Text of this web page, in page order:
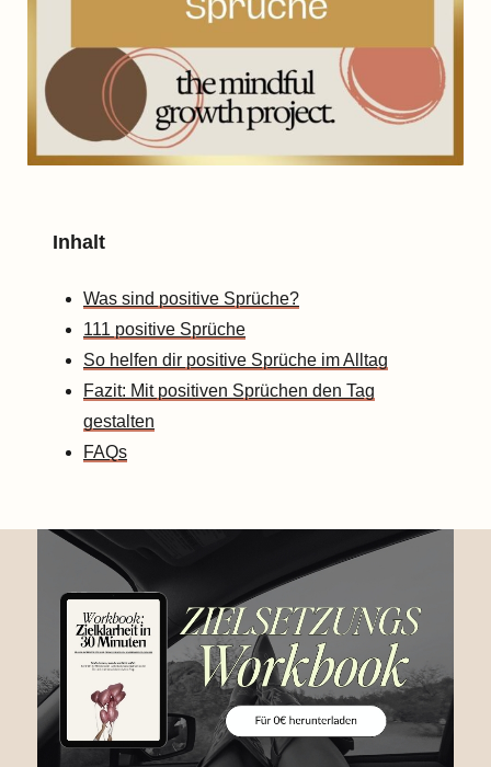
Inhalt
Was sind positive Sprüche?
111 positive Sprüche
So helfen dir positive Sprüche im Alltag
Fazit: Mit positiven Sprüchen den Tag
gestalten
FAQs